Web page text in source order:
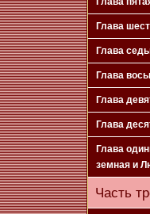
Глава
Глава
Глава
Глава
Глава
Глава
земная и
Часть